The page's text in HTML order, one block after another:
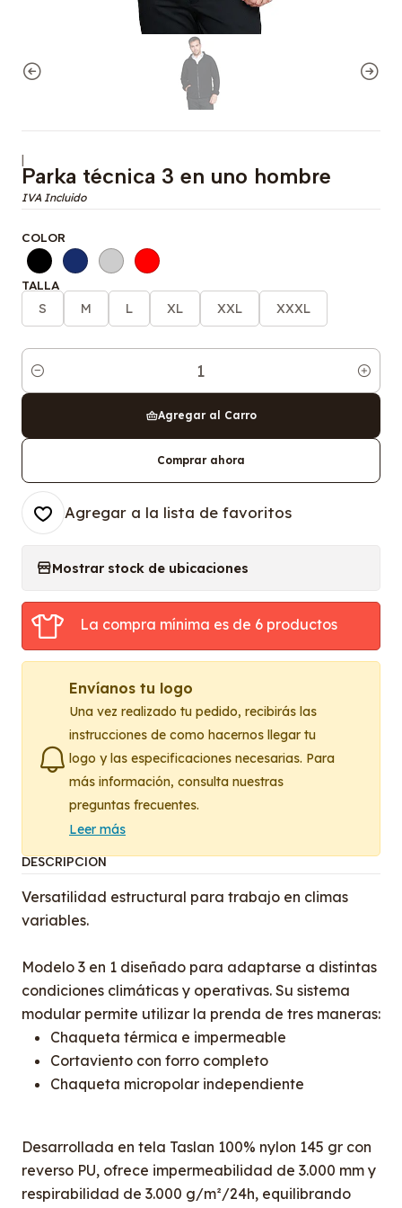
|
Parka técnica 3 en uno hombre
COLOR
TALLA
S M L XL XXL XXXL
Cantidad
Agregar al Carro
Comprar ahora
Agregar a la lista de favoritos
Mostrar stock de ubicaciones
La compra mínima es de 6 productos
Envíanos tu logo
Una vez realizado tu pedido, recibirás las
instrucciones de como hacernos llegar tu
logo y las especificaciones necesarias. Para
más información, consulta nuestras
preguntas frecuentes.
Leer más
DESCRIPCIÓN
Versatilidad estructural para trabajo en climas
variables.
Modelo 3 en 1 diseñado para adaptarse a distintas
condiciones climáticas y operativas. Su sistema
modular permite utilizar la prenda de tres maneras:
Chaqueta térmica e impermeable
Cortaviento con forro completo
Chaqueta micropolar independiente
Desarrollada en tela Taslan 100% nylon 145 gr con
reverso PU, ofrece impermeabilidad de 3.000 mm y
respirabilidad de 3.000 g/m²/24h, equilibrando